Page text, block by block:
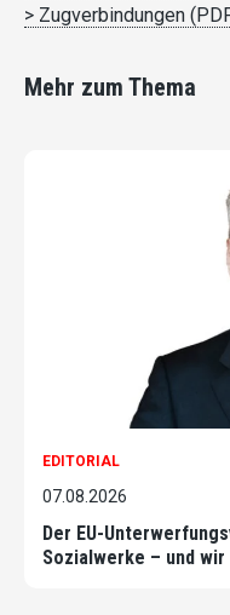
> Zugverbindungen
Mehr zum Thema
EDITORIAL
07.08.2026
Der EU-
Sozialwerke – und